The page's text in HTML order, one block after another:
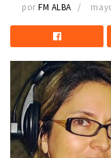
por FM ALBA